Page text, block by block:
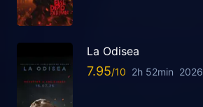
La Odisea
7.95 2h 52min 2026